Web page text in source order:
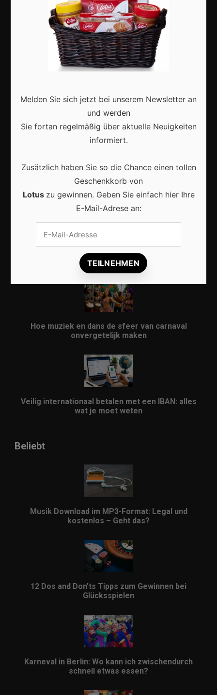
Karneval in Deutschland: Traditionen, Kostüme und
moderne Feierkultur
Karneval in Berlin erleben: Kreativität, Kultur und
Gemeinschaft auf einzigartige Weise entdecken
Vrijwilligers maken van carnaval een onvergetelijk
evenement
Hoe muziek en dans de sfeer van carnaval
onvergetelijk maken
Veilig internationaal betalen met een IBAN: alles
wat je moet weten
Beliebt
Musik Download im MP3-Format: Legal und
kostenlos – Geht das?
12 Dos and Don’ts Tipps zum Gewinnen bei
Glücksspielen
Karneval in Berlin: Wo kann ich zwischendurch
schnell etwas essen?
Melden Sie sich jetzt bei unserem Newsletter an
und werden
Sie fortan regelmäßig über aktuelle Neuigkeiten
informiert.
Zusätzlich haben Sie so die Chance einen tollen
Geschenkkorb von
Lotus zu gewinnen. Geben Sie einfach hier Ihre
E-Mail-Adrese an: